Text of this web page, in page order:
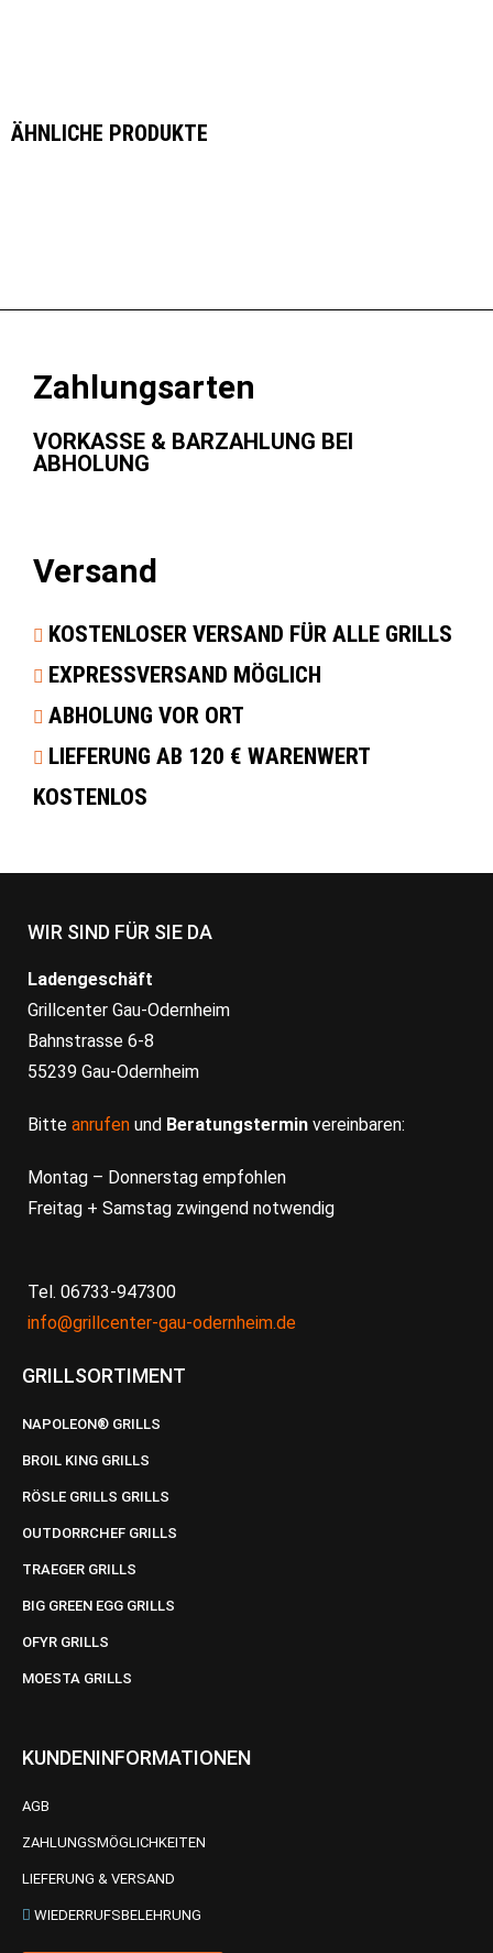
ÄHNLICHE PRODUKTE
Zahlungsarten
VORKASSE & BARZAHLUNG BEI
ABHOLUNG
Versand
KOSTENLOSER VERSAND FÜR ALLE GRILLS
EXPRESSVERSAND MÖGLICH
ABHOLUNG VOR ORT
LIEFERUNG AB 120 € WARENWERT
KOSTENLOS
WIR SIND FÜR SIE DA
Ladengeschäft
Grillcenter Gau-Odernheim
Bahnstrasse 6-8
55239 Gau-Odernheim
Bitte anrufen und Beratungstermin vereinbaren:
Montag – Donnerstag empfohlen
Freitag + Samstag zwingend notwendig
Tel. 06733-947300
info@grillcenter-gau-odernheim.de
GRILLSORTIMENT
NAPOLEON® GRILLS
BROIL KING GRILLS
RÖSLE GRILLS GRILLS
OUTDORRCHEF GRILLS
TRAEGER GRILLS
BIG GREEN EGG GRILLS
OFYR GRILLS
MOESTA GRILLS
KUNDENINFORMATIONEN
AGB
ZAHLUNGSMÖGLICHKEITEN
LIEFERUNG & VERSAND
WIEDERRUFSBELEHRUNG